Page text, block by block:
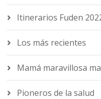
Itinerarios Fuden
Los más recientes
Mamá maravillosa
Pioneros de la salud